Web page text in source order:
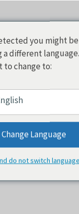
you might be
a different
to change to:
Change Language
do not switch language